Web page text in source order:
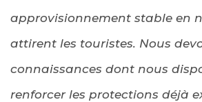
approvisionnement stable en
attirent les touristes. Nous
connaissances dont nous
renforcer les protections déjà